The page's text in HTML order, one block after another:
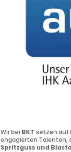
Wir bei BKT setzen auf
engagierten Talenten,
Spritzguss und